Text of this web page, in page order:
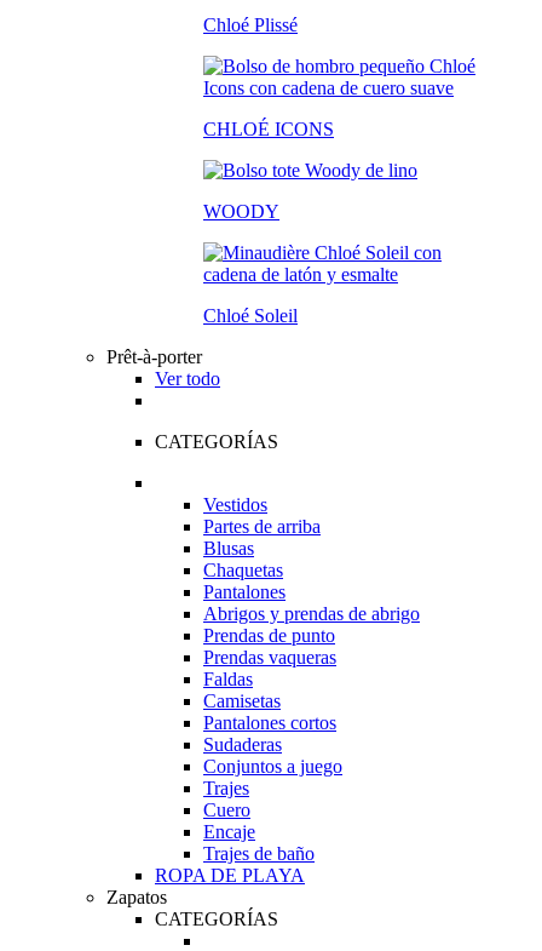
Chloé Plissé
CHLOÉ ICONS
WOODY
Chloé Soleil
Prêt-à-porter
Ver todo
CATEGORÍAS
Vestidos
Partes de arriba
Blusas
Chaquetas
Pantalones
Abrigos y prendas de abrigo
Prendas de punto
Prendas vaqueras
Faldas
Camisetas
Pantalones cortos
Sudaderas
Conjuntos a juego
Trajes
Cuero
Encaje
Trajes de baño
ROPA DE PLAYA
Zapatos
CATEGORÍAS